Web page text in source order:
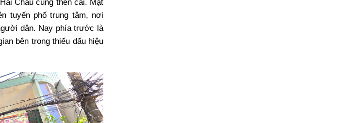
Châu cũng then cài. Mặt
tuyến phố trung tâm, nơi
dân. Nay phía trước là
bên trong thiếu dấu hiệu